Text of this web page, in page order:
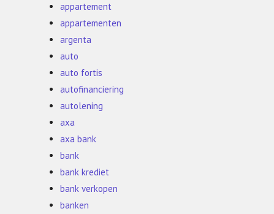
appartement
appartementen
argenta
auto
auto fortis
autofinanciering
autolening
axa
axa bank
bank
bank krediet
bank verkopen
banken